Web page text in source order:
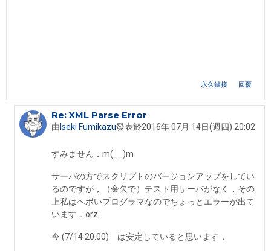
永久鏈接 回覆
In reply to akashakokuu Resident
Re: XML Parse Error
由 Iseki Fumikazu發表於2016年 07月 14日(週四) 20:02
すみません．m(__)m
サーバの方でスクリプトのバージョンアップをしてい
るのですが，（金欠で）テスト用サーバがなく，その
上私はヘボいプログラマなのでちょっとエラーが出て
います．orz
今 (7/14 20:00) は安定していると思います．